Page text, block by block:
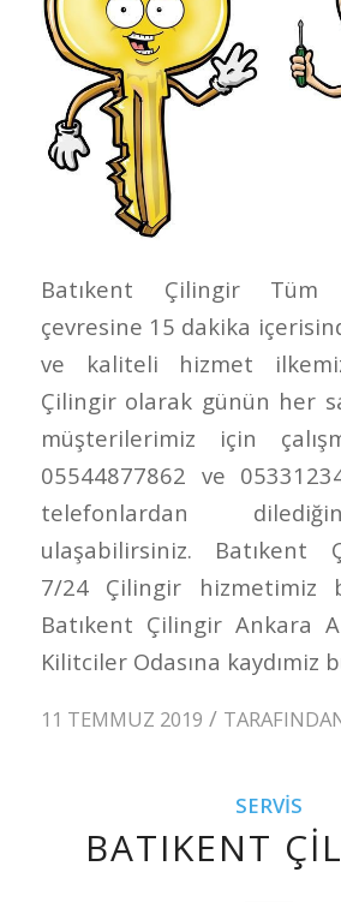
Batıkent Çilingir Tüm
çevresine 15 dakika
ve kaliteli hizmet
Çilingir olarak günün her
müşterilerimiz için
05544877862 ve
telefonlardan
ulaşabilirsiniz. Batıkent
7/24 Çilingir hizmetimiz
Batıkent Çilingir Ankara
Kilitciler Odasına kaydımiz
11 TEMMUZ 2019 /
SERVIS
BATIKENT